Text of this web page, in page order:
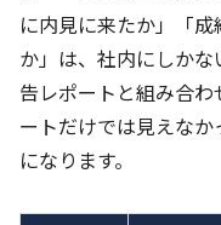
に内見に来たか」「
か」は、社内にしか
告レポートと組み合
ートだけでは見えな
になります。